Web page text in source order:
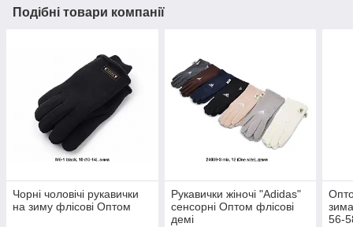
Подібні товари компанії
Чорні чоловічі рукавички
на зиму флісові Оптом
Рукавички жіночі "Adidas"
сенсорні Оптом флісові
демі
56-